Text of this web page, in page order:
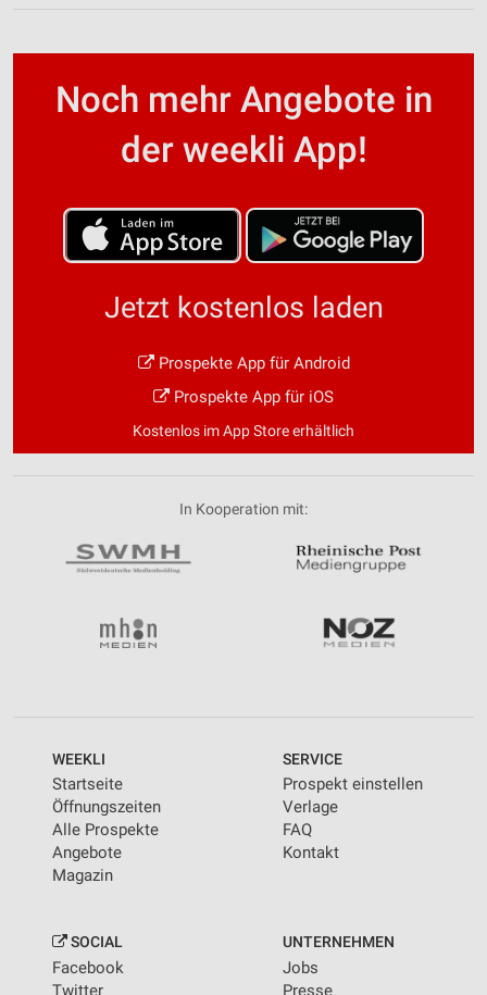
Noch mehr Angebote in
der weekli App!
Jetzt kostenlos laden
Prospekte App für Android
Prospekte App für iOS
Kostenlos im App Store erhältlich
In Kooperation mit:
WEEKLI
Startseite
Öffnungszeiten
Alle Prospekte
Angebote
Magazin
SERVICE
Prospekt einstellen
Verlage
FAQ
Kontakt
SOCIAL
Facebook
Twitter
UNTERNEHMEN
Jobs
Presse